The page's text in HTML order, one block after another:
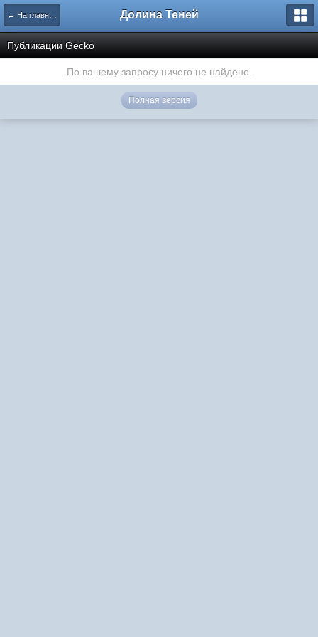
← На главную Долина Теней
Публикации Gecko
По вашему запросу ничего не найдено.
Полная версия